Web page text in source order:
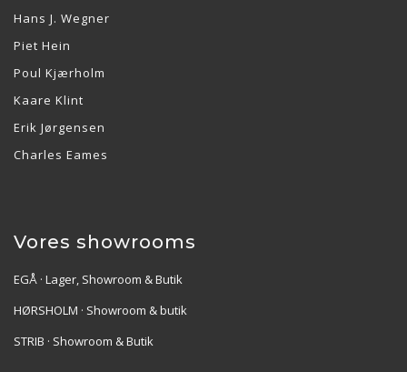
Hans J. Wegner
Piet Hein
Poul Kjærholm
Kaare Klint
Erik Jørgensen
Charles Eames
Vores showrooms
EGÅ · Lager, Showroom & Butik
HØRSHOLM · Showroom & butik
STRIB · Showroom & Butik